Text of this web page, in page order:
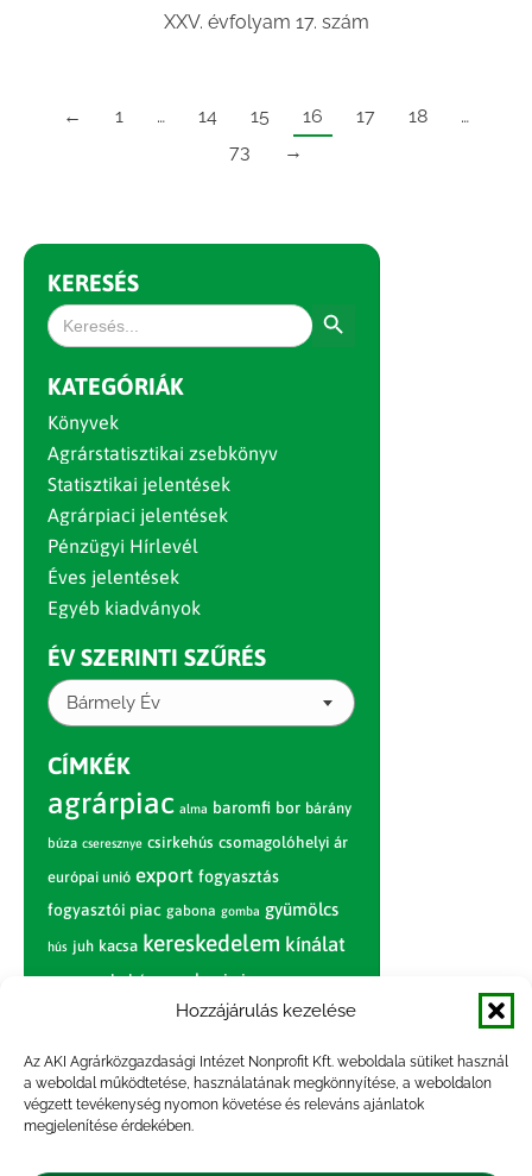
Hozzájárulás kezelése
Az AKI Agrárközgazdasági Intézet Nonprofit Kft. weboldala sütiket használ
a weboldal működtetése, használatának megkönnyítése, a weboldalon
végzett tevékenység nyomon követése és releváns ajánlatok
megjelenítése érdekében.
XXV. évfolyam 17. szám
← 1 … 14 15 16 17 18
…
73
→
KERESÉS
Search
for:
KATEGÓRIÁK
Könyvek
Agrárstatisztikai zsebkönyv
Statisztikai jelentések
Agrárpiaci jelentések
Pénzügyi Hírlevél
Éves jelentések
Egyéb kiadványok
ÉV SZERINTI SZŰRÉS
Bármely Év
CÍMKÉK
agrárpiac alma baromfi bor bárány
búza cseresznye csirkehús csomagolóhelyi ár
európai unió export fogyasztás
fogyasztói piac gabona gomba gyümölcs
hús juh kacsa kereskedelem kínálat
körte marhahús nagybani piac narancs
nemzetközi árinformációk
paradicsom piac piaci jelentés
pulyka pulykahús sertés sertéshús
szarvasmarha termelés
termelői